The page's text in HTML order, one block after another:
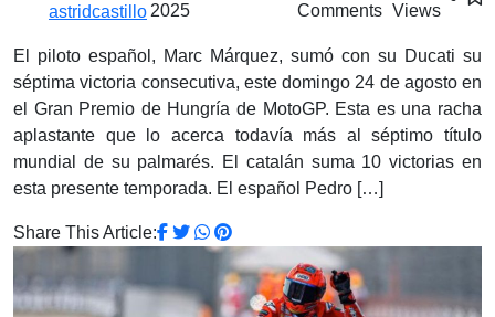
astridcastillo 2025
Comments Views
El piloto español, Marc Márquez, sumó con su Ducati su
séptima victoria consecutiva, este domingo 24 de agosto en
el Gran Premio de Hungría de MotoGP. Esta es una racha
aplastante que lo acerca todavía más al séptimo título
mundial de su palmarés. El catalán suma 10 victorias en
esta presente temporada. El español Pedro […]
Share This Article: